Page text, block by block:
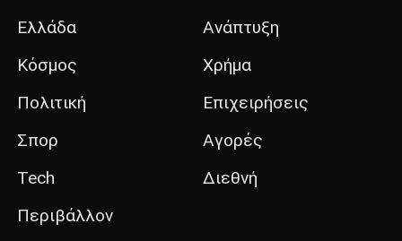
Ελλάδα
Κόσμος
Πολιτική
Σπορ
Tech
Περιβάλλον
Ανάπτυξη
Χρήμα
Επιχειρήσεις
Αγορές
Διεθνή